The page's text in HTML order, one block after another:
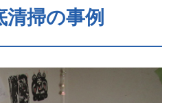
清掃の事例